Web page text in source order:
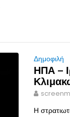
Δημοφιλή
ΗΠΑ –
Η